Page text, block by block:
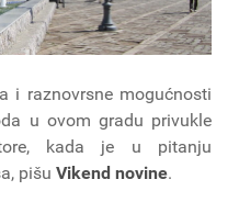
i raznovrsne mogućnosti
u ovom gradu privukle
kada je u pitanju
pišu Vikend novine.